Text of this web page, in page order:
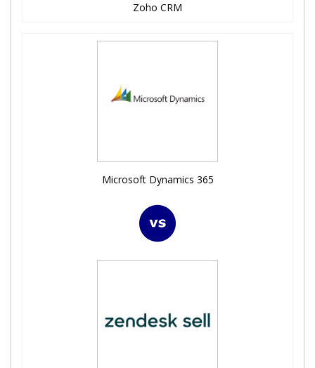
Zoho CRM
Microsoft Dynamics 365